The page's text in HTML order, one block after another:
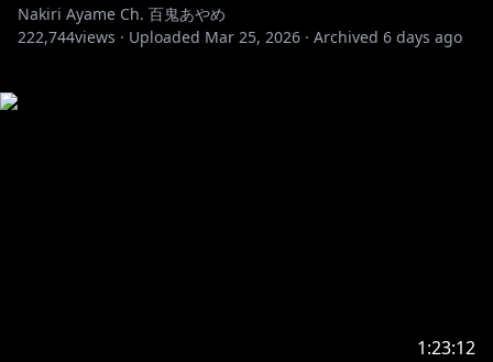
Nakiri Ayame Ch. 百鬼あやめ
222,744views · Uploaded Mar 25, 2026 · Archived 6 days ago
1:23:12